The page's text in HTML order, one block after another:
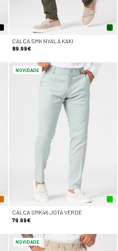
CALÇA SMK NYALA KAKI
89.99€
NOVIDADE
CALÇA SMK46 JOTA VERDE
79.99€
NOVIDADE